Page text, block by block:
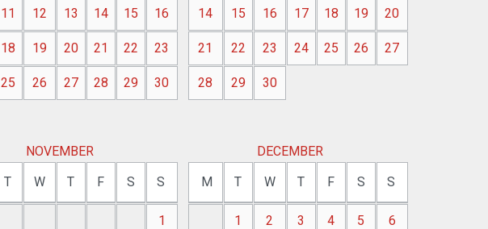
11 12 13 14 15 16
18 19 20 21 22 23
25 26 27 28 29 30
14 15 16 17 18 19 20
21 22 23 24 25 26 27
28 29 30
NOVEMBER
T W T F S S
1
DECEMBER
M
T W T F S S
1 2 3 4 5 6